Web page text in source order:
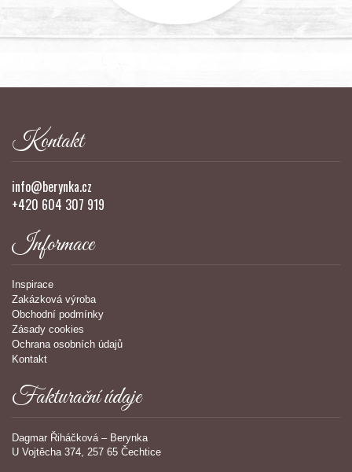
Kontakt
info@berynka.cz
+420 604 307 919
Informace
Inspirace
Zakázková výroba
Obchodní podmínky
Zásady cookies
Ochrana osobních údajů
Kontakt
Fakturační údaje
Dagmar Řiháčková – Berynka
U Vojtěcha 374, 257 65 Čechtice